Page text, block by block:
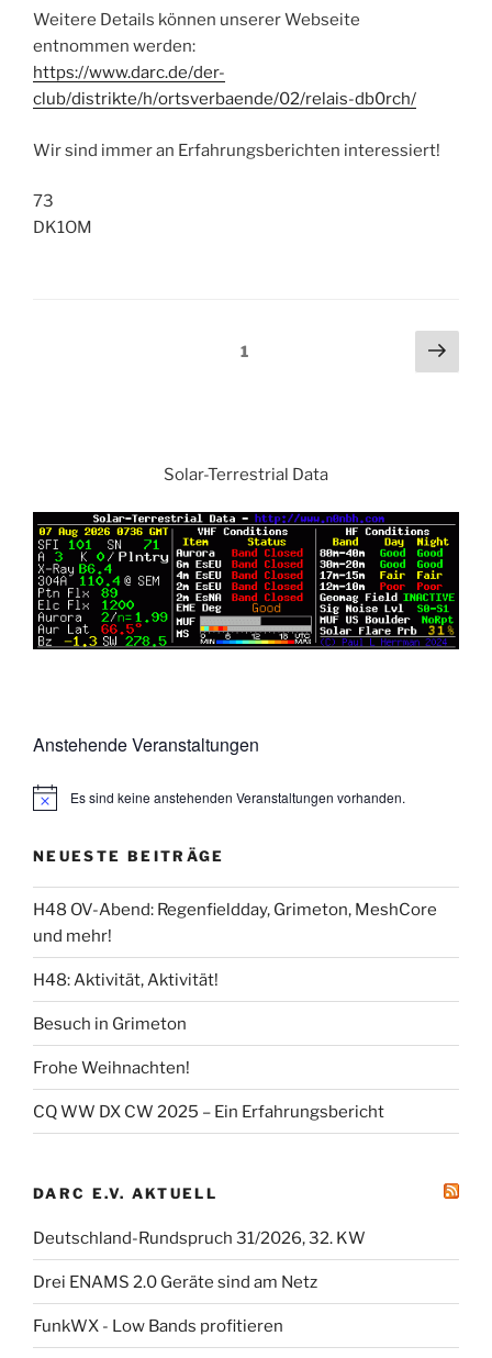
Weitere Details können unserer Webseite
entnommen werden:
https://www.darc.de/der-
club/distrikte/h/ortsverbaende/02/relais-db0rch/
Wir sind immer an Erfahrungsberichten interessiert!
73
DK1OM
Seite1
Solar-Terrestrial Data
Anstehende Veranstaltungen
Es sind keine anstehenden Veranstaltungen vorhanden.
NEUESTE BEITRÄGE
H48 OV-Abend: Regenfieldday, Grimeton, MeshCore
und mehr!
H48: Aktivität, Aktivität!
Besuch in Grimeton
Frohe Weihnachten!
CQ WW DX CW 2025 – Ein Erfahrungsbericht
DARC E.V. AKTUELL
Deutschland-Rundspruch 31/2026, 32. KW
Drei ENAMS 2.0 Geräte sind am Netz
FunkWX - Low Bands profitieren